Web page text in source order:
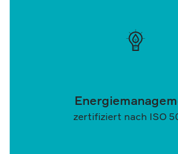
zertifiziert nach ISO